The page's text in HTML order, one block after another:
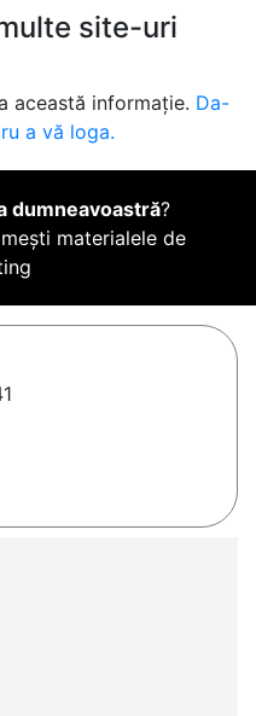
site-uri
această informație. Da-
a vă loga.
dumneavoastră?
materialele de